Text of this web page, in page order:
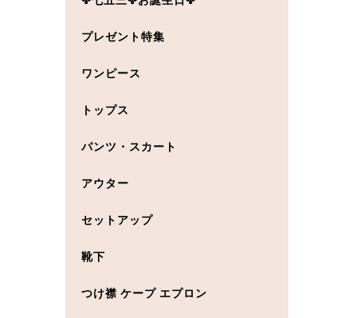
プレゼント特集
ワンピース
トップス
パンツ・スカート
アウター
セットアップ
靴下
つけ襟 ケープ エプロン